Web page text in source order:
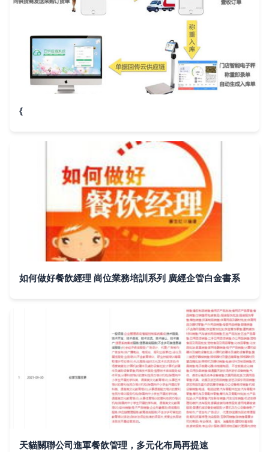
{
如何做好餐飲經理 崗位業務培訓系列 廣經企管白金書系
天貓關聯公司進軍餐飲管理，多元化布局再提速